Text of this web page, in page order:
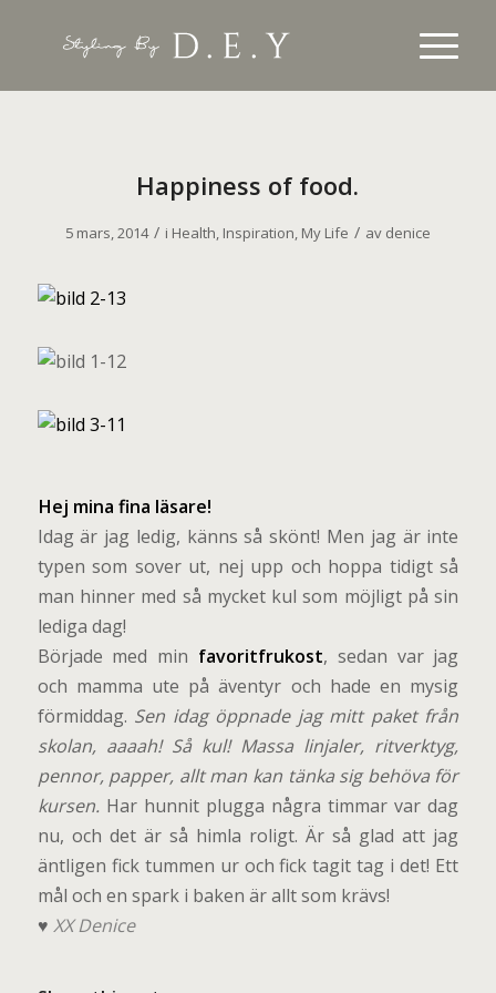
Happiness of food.
5 mars, 2014 / i Health, Inspiration, My Life / av denice
Hej mina fina läsare!
Idag är jag ledig, känns så skönt! Men jag är inte
typen som sover ut, nej upp och hoppa tidigt så
man hinner med så mycket kul som möjligt på sin
lediga dag!
Började med min favoritfrukost, sedan var jag
och mamma ute på äventyr och hade en mysig
förmiddag. Sen idag öppnade jag mitt paket från
skolan, aaaah! Så kul! Massa linjaler, ritverktyg,
pennor, papper, allt man kan tänka sig behöva för
kursen. Har hunnit plugga några timmar var dag
nu, och det är så himla roligt. Är så glad att jag
äntligen fick tummen ur och fick tagit tag i det! Ett
mål och en spark i baken är allt som krävs!
♥ XX Denice